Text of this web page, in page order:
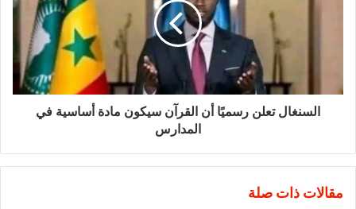
السنغال تعلن رسميًا أن القرآن سيكون مادة أساسية في
المدارس
مقالات ذات صلة